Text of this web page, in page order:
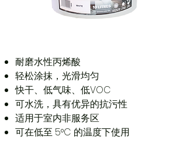
耐磨水性丙烯酸
轻松涂抹，光滑均匀
快干、低气味、低VOC
可水洗，具有优异的抗污性
适用于室内非服务区
可在低至 5°C 的温度下使用